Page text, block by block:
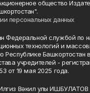
общество
персональных данных
Федеральной службой по
технологий и
Республике Башкортостан
учредителей -
от 19 мая 2025 года.
Вәкил улы ИШБУЛАТОВ